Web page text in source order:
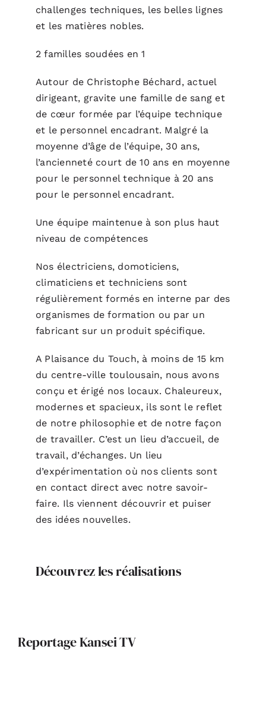
challenges techniques, les belles lignes
et les matières nobles.
2 familles soudées en 1
Autour de Christophe Béchard, actuel
dirigeant, gravite une famille de sang et
de cœur formée par l’équipe technique
et le personnel encadrant. Malgré la
moyenne d’âge de l’équipe, 30 ans,
l’ancienneté court de 10 ans en moyenne
pour le personnel technique à 20 ans
pour le personnel encadrant.
Une équipe maintenue à son plus haut
niveau de compétences
Nos électriciens, domoticiens,
climaticiens et techniciens sont
régulièrement formés en interne par des
organismes de formation ou par un
fabricant sur un produit spécifique.
A Plaisance du Touch, à moins de 15 km
du centre-ville toulousain, nous avons
conçu et érigé nos locaux. Chaleureux,
modernes et spacieux, ils sont le reflet
de notre philosophie et de notre façon
de travailler. C’est un lieu d’accueil, de
travail, d’échanges. Un lieu
d’expérimentation où nos clients sont
en contact direct avec notre savoir-
faire. Ils viennent découvrir et puiser
des idées nouvelles.
Découvrez les réalisations
Reportage Kansei TV